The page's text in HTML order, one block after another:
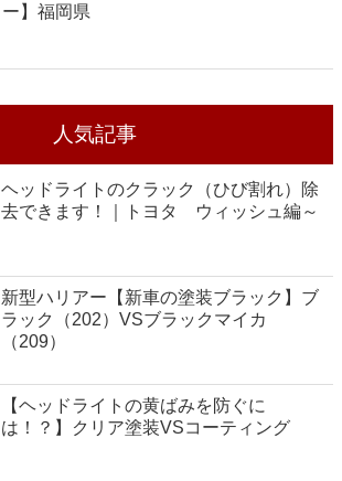
ー】福岡県
人気記事
ヘッドライトのクラック（ひび割れ）除
去できます！｜トヨタ ウィッシュ編～
新型ハリアー【新車の塗装ブラック】ブ
ラック（202）VSブラックマイカ
（209）
【ヘッドライトの黄ばみを防ぐに
は！？】クリア塗装VSコーティング